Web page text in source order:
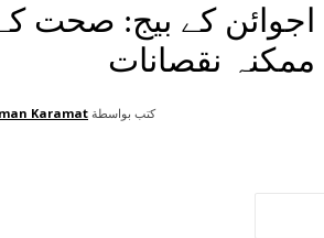
اجوائن کے بیج: صحت کے
ممکنہ نقصانات
كتب بواسطة Karamat